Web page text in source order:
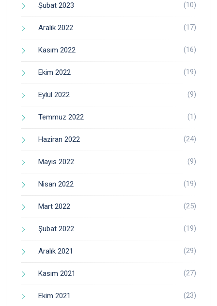
Şubat 2023 (10)
Aralık 2022 (17)
Kasım 2022 (16)
Ekim 2022 (19)
Eylül 2022 (9)
Temmuz 2022 (1)
Haziran 2022 (24)
Mayıs 2022 (9)
Nisan 2022 (19)
Mart 2022 (25)
Şubat 2022 (19)
Aralık 2021 (29)
Kasım 2021 (27)
Ekim 2021 (23)